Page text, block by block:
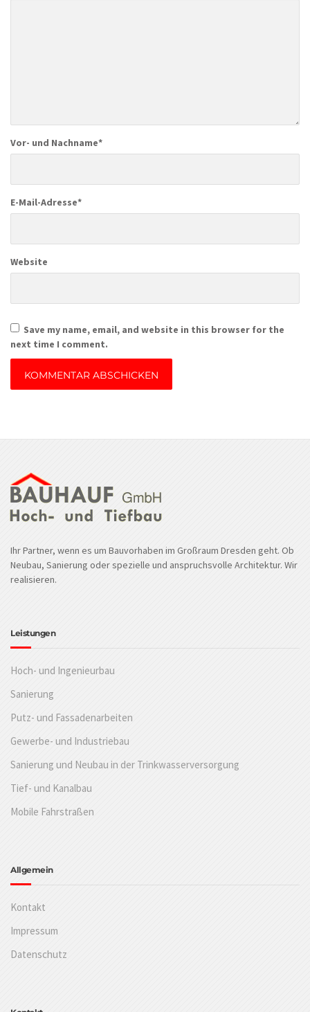
Vor- und Nachname*
E-Mail-Adresse*
Website
Save my name, email, and website in this browser for the
next time I comment.
Ihr Partner, wenn es um Bauvorhaben im Großraum Dresden geht. Ob
Neubau, Sanierung oder spezielle und anspruchsvolle Architektur. Wir
realisieren.
Leistungen
Hoch- und Ingenieurbau
Sanierung
Putz- und Fassadenarbeiten
Gewerbe- und Industriebau
Sanierung und Neubau in der Trinkwasserversorgung
Tief- und Kanalbau
Mobile Fahrstraßen
Allgemein
Kontakt
Impressum
Datenschutz